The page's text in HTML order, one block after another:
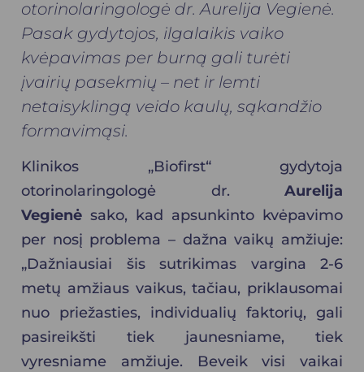
otorinolaringologė dr. Aurelija Vegienė.
Pasak gydytojos, ilgalaikis vaiko
kvėpavimas per burną gali turėti
įvairių pasekmių – net ir lemti
netaisyklingą veido kaulų, sąkandžio
formavimąsi.
Klinikos „Biofirst“ gydytoja
otorinolaringologė dr. Aurelija
Vegienė sako, kad apsunkinto kvėpavimo
per nosį problema – dažna vaikų amžiuje:
„Dažniausiai šis sutrikimas vargina 2-6
metų amžiaus vaikus, tačiau, priklausomai
nuo priežasties, individualių faktorių, gali
pasireikšti tiek jaunesniame, tiek
vyresniame amžiuje. Beveik visi vaikai